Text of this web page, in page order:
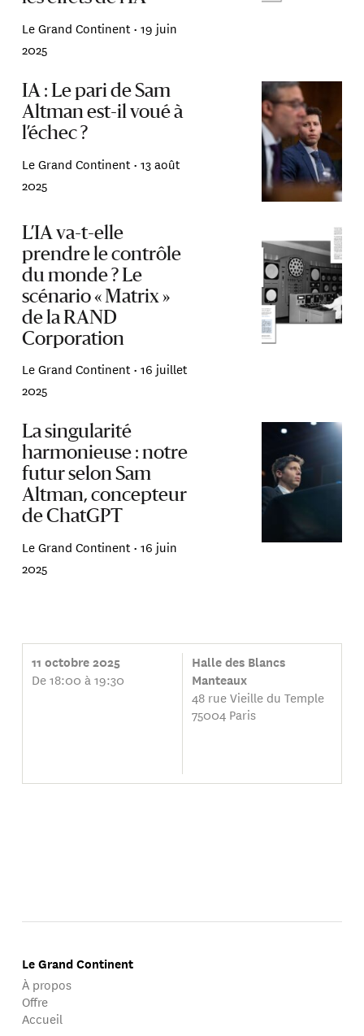
Le Grand Continent •19 juin
2025
IA : Le pari de Sam
Altman est-il voué à
l’échec ?
Le Grand Continent •13 août
2025
L’IA va-t-elle
prendre le contrôle
du monde ? Le
scénario « Matrix »
de la RAND
Corporation
Le Grand Continent •16 juillet
2025
La singularité
harmonieuse : notre
futur selon Sam
Altman, concepteur
de ChatGPT
Le Grand Continent •16 juin
2025
11 octobre 2025
De 18:00 à 19:30
Halle des Blancs
Manteaux
48 rue Vieille du Temple
75004 Paris
Le Grand Continent
À propos
Offre
Accueil